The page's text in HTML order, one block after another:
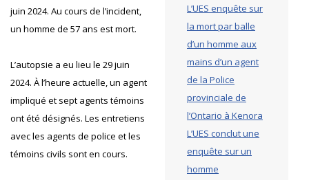
L’UES enquête sur
la mort par balle
d’un homme aux
mains d’un agent
de la Police
provinciale de
l’Ontario à Kenora
L’UES conclut une
enquête sur un
homme
juin 2024. Au cours de l’incident,
un homme de 57 ans est mort.
L’autopsie a eu lieu le 29 juin
2024. À l’heure actuelle, un agent
impliqué et sept agents témoins
ont été désignés. Les entretiens
avec les agents de police et les
témoins civils sont en cours.